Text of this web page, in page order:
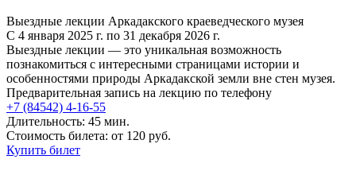
Выездные лекции Аркадакского краеведческого музея
С 4 января 2025 г. по 31 декабря 2026 г.
Выездные лекции — это уникальная возможность
познакомиться с интересными страницами истории и
особенностями природы Аркадакской земли вне стен музея.
Предварительная запись на лекцию по телефону
+7 (84542) 4-16-55
Длительность: 45 мин.
Стоимость билета: от 120 руб.
Купить билет